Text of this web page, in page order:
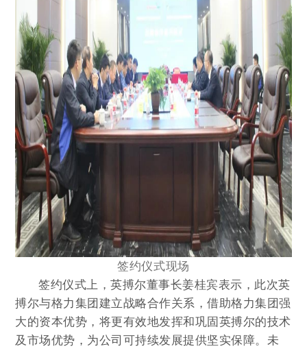
签约仪式现场
签约仪式上，英搏尔董事长姜桂宾表示，此次英
搏尔与格力集团建立战略合作关系，借助格力集团强
大的资本优势，将更有效地发挥和巩固英搏尔的技术
及市场优势，为公司可持续发展提供坚实保障。未